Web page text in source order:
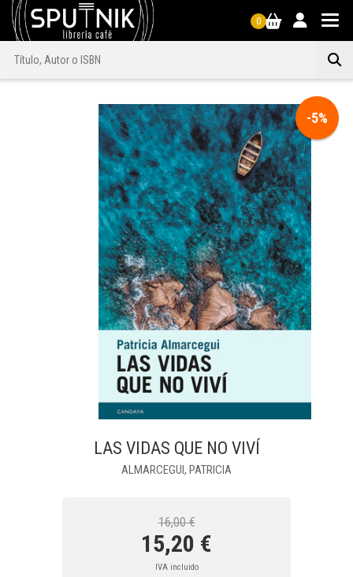
0
-5%
LAS VIDAS QUE NO VIVÍ
ALMARCEGUI, PATRICIA
16,00 €
15,20 €
IVA incluido